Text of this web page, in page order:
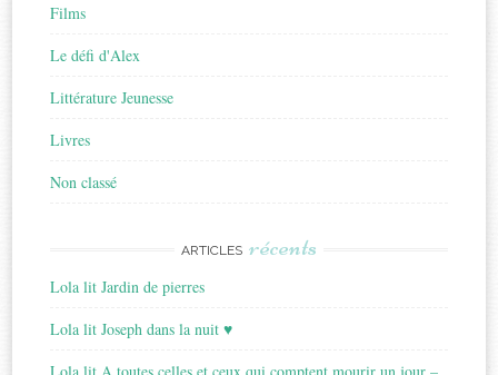
Films
Le défi d'Alex
Littérature Jeunesse
Livres
Non classé
ARTICLES récents
Lola lit Jardin de pierres
Lola lit Joseph dans la nuit ♥